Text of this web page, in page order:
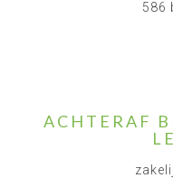
586
ACHTERAF